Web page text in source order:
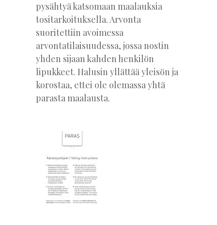
pysähtyä katsomaan maalauksia
tositarkoituksella. Arvonta
suoritettiin avoimessa
arvontatilaisuudessa, jossa nostin
yhden sijaan kahden henkilön
lipukkeet. Halusin yllättää yleisön ja
korostaa, ettei ole olemassa yhtä
parasta maalausta.